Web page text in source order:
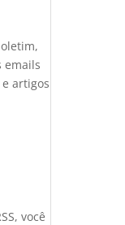
emails
artigos
você